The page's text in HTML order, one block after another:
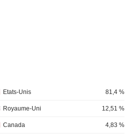
Etats-Unis 81,4 %
Royaume-Uni 12,51 %
Canada 4,83 %